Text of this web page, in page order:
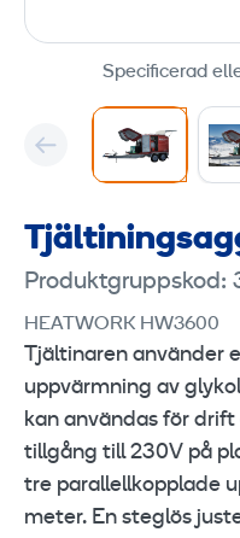
Specificerad
Produktgruppskod:
HEATWORK HW3600
Tjältinaren använder
uppvärmning av
kan användas för
tillgång till 230V på
tre parallellkopplade
meter. En steglös